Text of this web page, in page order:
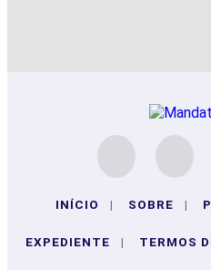
INÍCIO | SOBRE |
EXPEDIENTE | TERMOS